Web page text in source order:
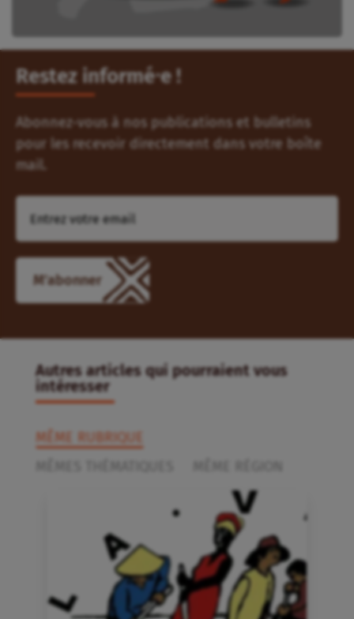
Restez informé⸱e !
Abonnez-vous à nos publications et bulletins
pour les recevoir directement dans votre boîte
mail.
Autres articles qui pourraient vous
intéresser
MÊME RUBRIQUE